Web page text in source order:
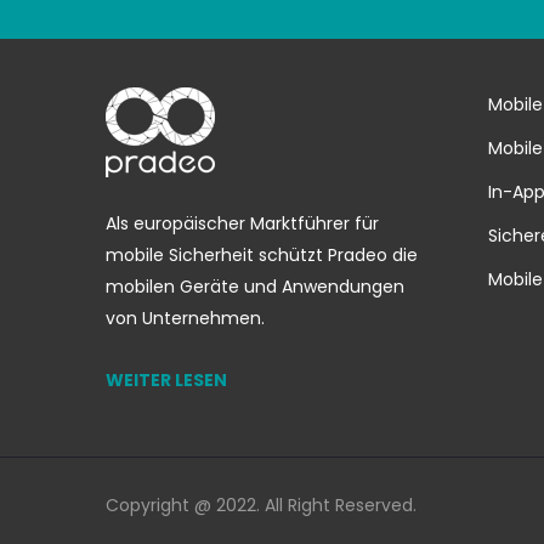
Als europäischer Marktführer für
mobile Sicherheit schützt Pradeo die
mobilen Geräte und Anwendungen
von Unternehmen.
WEITER LESEN
In-
Copyright @ 2022. All Right Reserved.